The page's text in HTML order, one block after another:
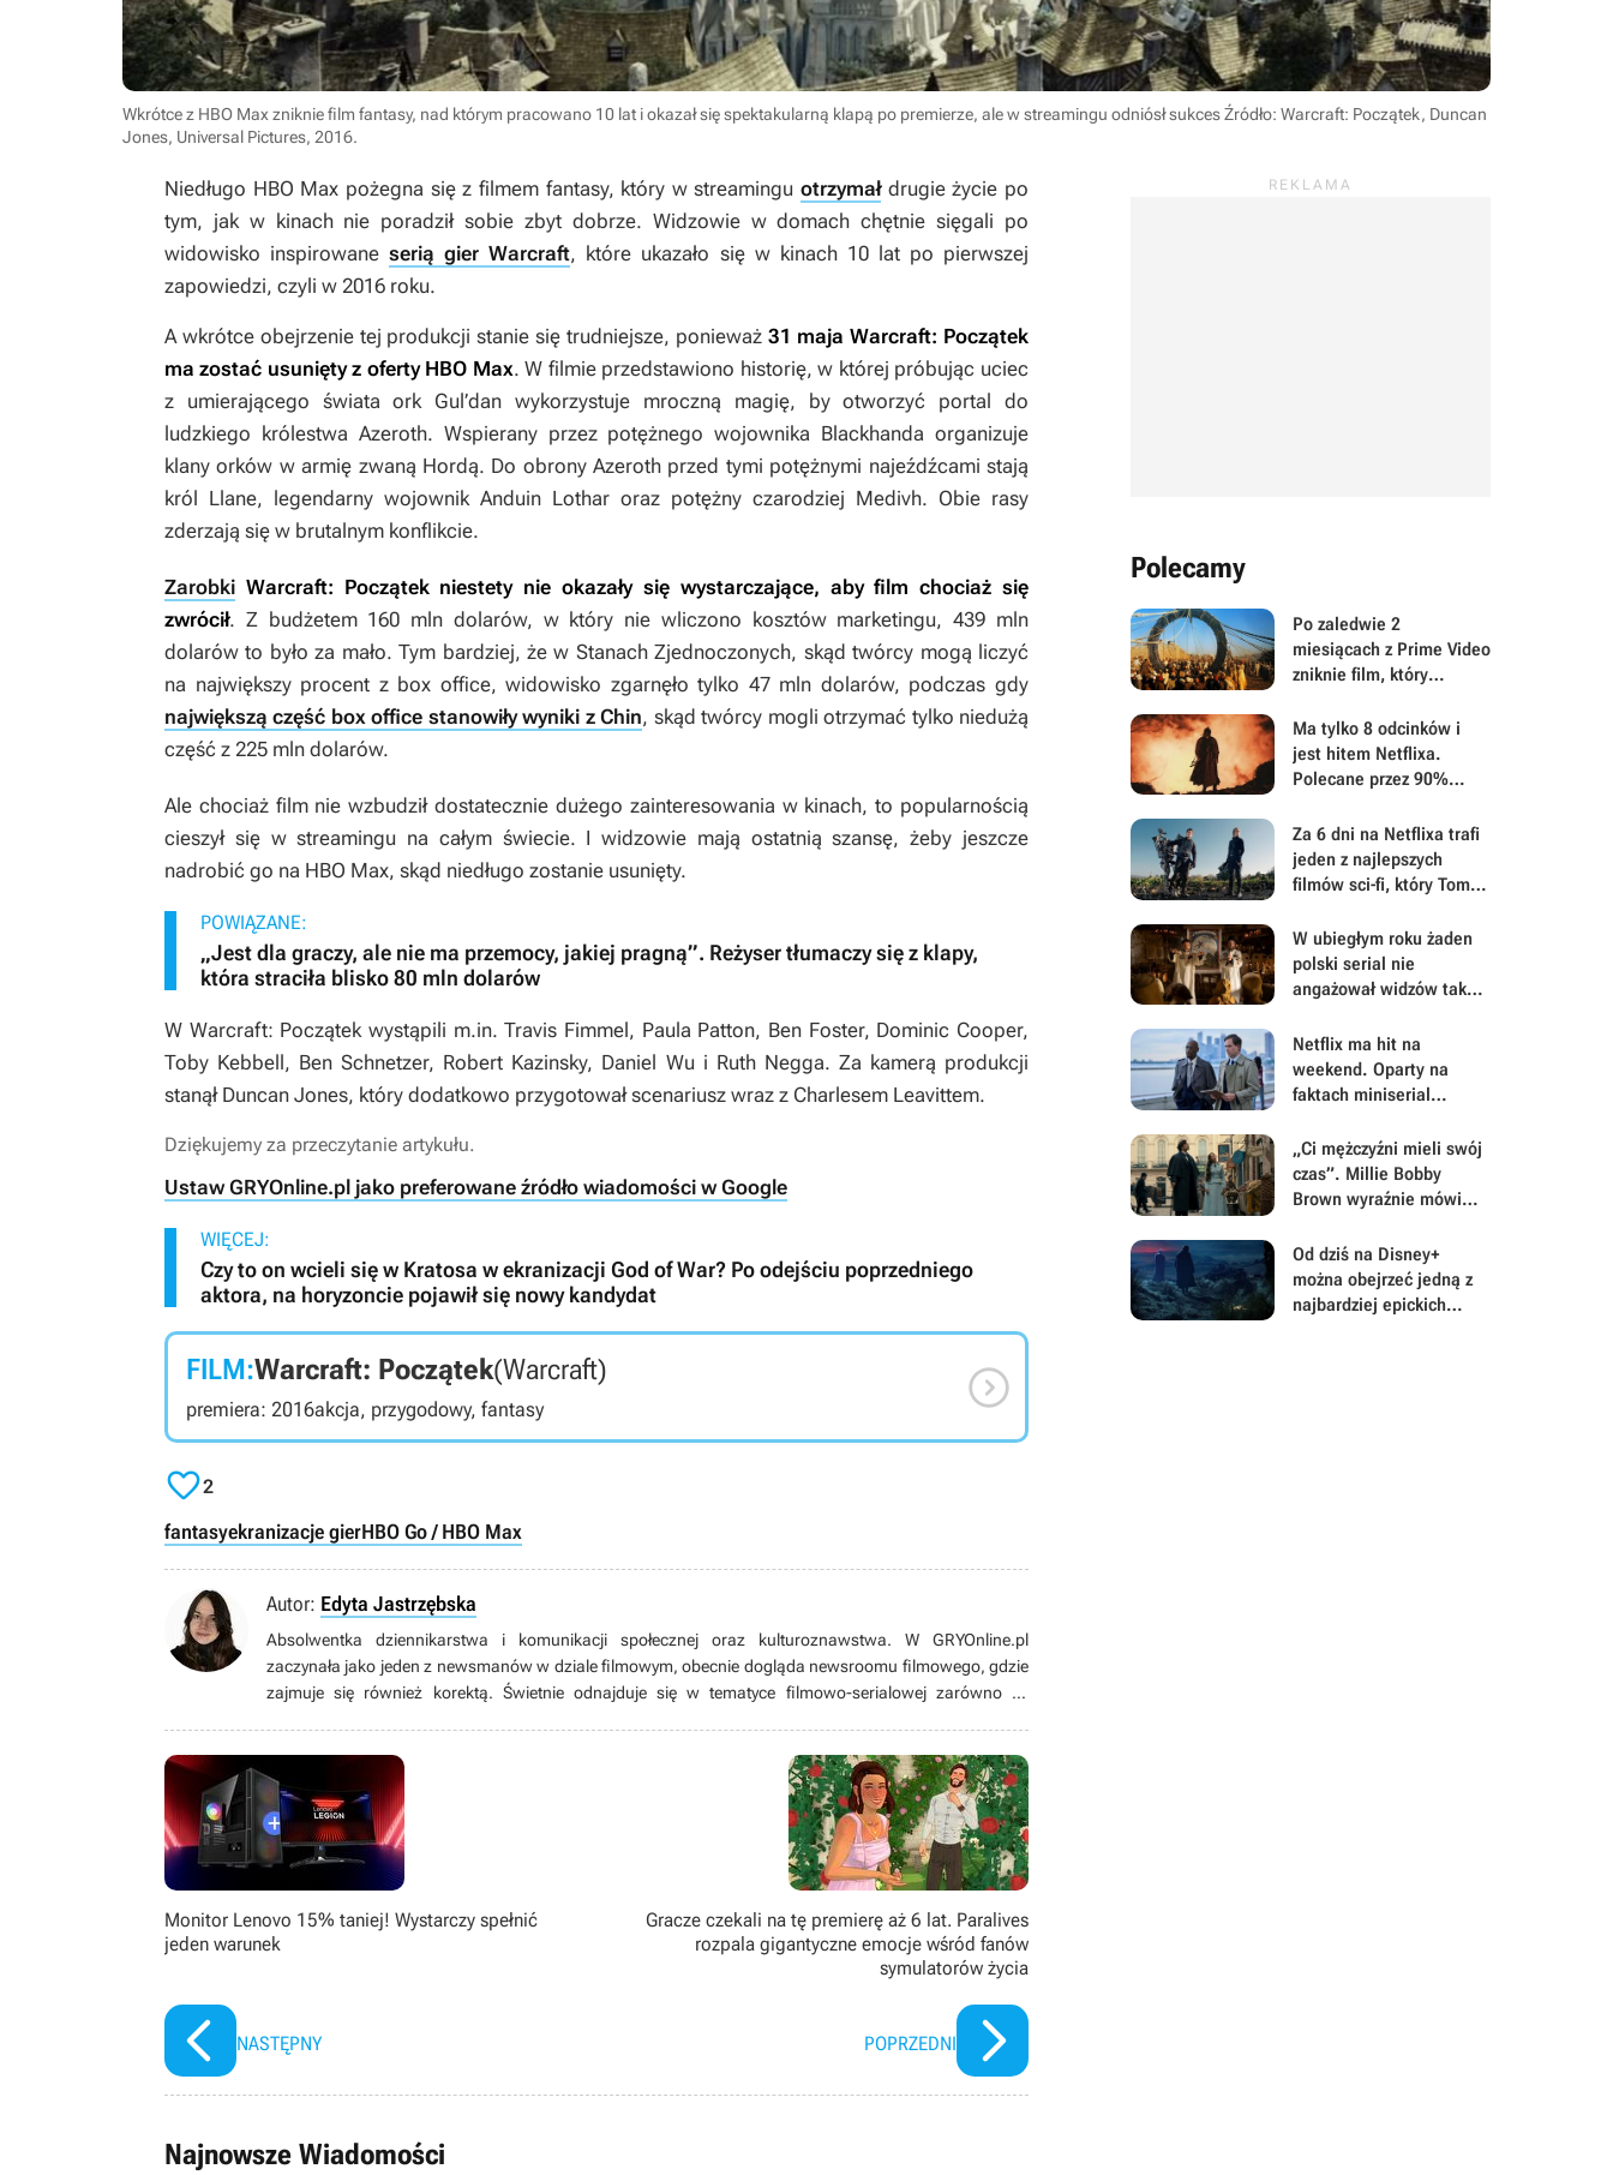
Wkrótce z HBO Max zniknie film fantasy, nad którym pracowano 10 lat i okazał się spektakularną klapą po premierze, ale w streamingu odniósł sukcesŹródło: Warcraft: Początek, Duncan
Jones, Universal Pictures, 2016.
Niedługo HBO Max pożegna się z filmem fantasy, który w streaminguotrzymałdrugie życie po
tym, jak w kinach nie poradził sobie zbyt dobrze. Widzowie w domach chętnie sięgali po
widowisko inspirowaneserią gier Warcraft, które ukazało się w kinach 10 lat po pierwszej
zapowiedzi, czyli w 2016 roku.
A wkrótce obejrzenie tej produkcji stanie się trudniejsze, ponieważ 31 majaWarcraft: Początek
ma zostać usunięty z oferty HBO Max. W filmie przedstawiono historię, w której próbując uciec
z umierającego świata ork Gul’dan wykorzystuje mroczną magię, by otworzyć portal do
ludzkiego królestwa Azeroth. Wspierany przez potężnego wojownika Blackhanda organizuje
klany orków w armię zwaną Hordą. Do obrony Azeroth przed tymi potężnymi najeźdźcami stają
król Llane, legendarny wojownik Anduin Lothar oraz potężny czarodziej Medivh. Obie rasy
zderzają się w brutalnym konflikcie.
Zarobki Warcraft: Początekniestety nie okazały się wystarczające, aby film chociaż się
zwrócił. Z budżetem 160 mln dolarów, w który nie wliczono kosztów marketingu, 439 mln
dolarów to było za mało. Tym bardziej, że w Stanach Zjednoczonych, skąd twórcy mogą liczyć
na największy procent z box office, widowisko zgarnęło tylko 47 mln dolarów, podczas gdy
największą część box office stanowiły wyniki z Chin, skąd twórcy mogli otrzymać tylko niedużą
część z 225 mln dolarów.
Ale chociaż film nie wzbudził dostatecznie dużego zainteresowania w kinach, to popularnością
cieszył się w streamingu na całym świecie. I widzowie mają ostatnią szansę, żeby jeszcze
nadrobić go na HBO Max, skąd niedługo zostanie usunięty.
POWIĄZANE:
„Jest dla graczy, ale nie ma przemocy, jakiej pragną”. Reżyser tłumaczy się z klapy,
która straciła blisko 80 mln dolarów
W Warcraft: Początekwystąpili m.in. Travis Fimmel, Paula Patton, Ben Foster, Dominic Cooper,
Toby Kebbell, Ben Schnetzer, Robert Kazinsky, Daniel Wu i Ruth Negga. Za kamerą produkcji
stanął Duncan Jones, który dodatkowo przygotował scenariusz wraz z Charlesem Leavittem.
Dziękujemy za przeczytanie artykułu.
Ustaw GRYOnline.pl jako preferowane źródło wiadomości w Google
WIĘCEJ:
Czy to on wcieli się w Kratosa w ekranizacji God of War? Po odejściu poprzedniego
aktora, na horyzoncie pojawił się nowy kandydat
FILM:Warcraft: Początek(Warcraft)
premiera: 2016akcja, przygodowy, fantasy 
2
fantasyekranizacje gierHBO Go / HBO Max
Autor: Edyta Jastrzębska
Absolwentka dziennikarstwa i komunikacji społecznej oraz kulturoznawstwa. W GRYOnline.pl
zaczynała jako jeden z newsmanów w dziale filmowym, obecnie dogląda newsroomu filmowego, gdzie
zajmuje się również korektą. Świetnie odnajduje się w tematyce filmowo-serialowej zarówno tej
do wielu przekonuje się dopiero, gdy szum wokół nich ucichnie. Wieczory uwielbia spędzać nie tylko przy
filmach, serialach, książkach oraz grach wideo, ale też przy RPG-ach tekstowych, w których siedzi od
kilkunastu lat.
Monitor Lenovo 15% taniej! Wystarczy spełnić
jeden warunek
NASTĘPNY
Gracze czekali na tę premierę aż 6 lat. Paralives
rozpala gigantyczne emocje wśród fanów
symulatorów życia
POPRZEDNI
Najnowsze Wiadomości
Polecamy
Po zaledwie 2
miesiącach z Prime Video
zniknie film, który
największych serii sci-fi
składającą się z prawie
400 odcinków
Ma tylko 8 odcinków i
jest hitem Netflixa.
Polecane przez 90%
zdobyło prawie 5 mln
odsłon
Za 6 dni na Netflixa trafi
jeden z najlepszych
filmów sci-fi, który Tom
zaprezentowali 3 razy w
ciągu 24 godzin na całym
świecie
W ubiegłym roku żaden
polski serial nie
angażował widzów tak
za 3 dni wraca na
Netflixa z nowym
sezonem
Netflix ma hit na
weekend. Oparty na
faktach miniserial
godziny po premierze
„Ci mężczyźni mieli swój
czas”. Millie Bobby
Brown wyraźnie mówi
Henrym Cavillem w roli
głównej
Od dziś na Disney+
można obejrzeć jedną z
najbardziej epickich